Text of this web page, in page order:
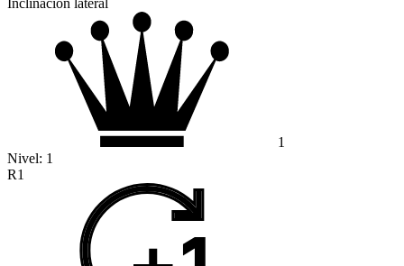
Inclinación lateral
1
Nivel: 1
R1